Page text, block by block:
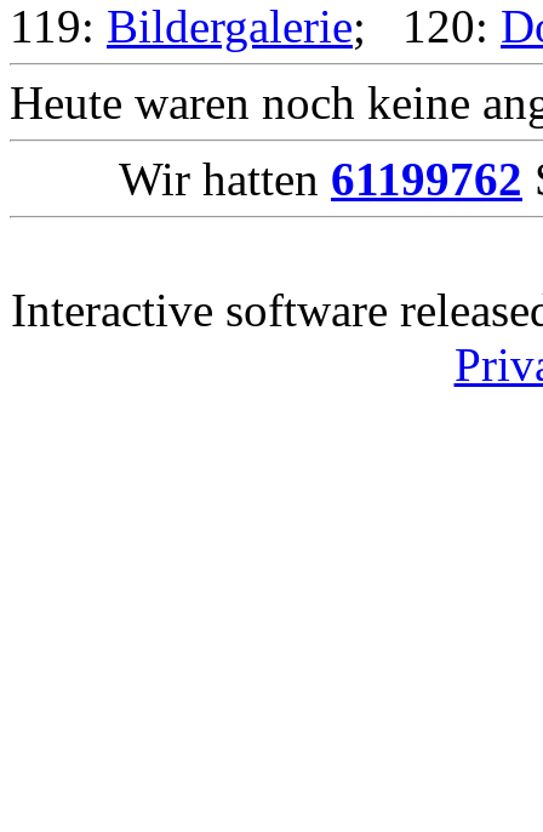
119: Bildergalerie; 120:
Heute waren noch keine
Wir hatten 61199762
Interactive software